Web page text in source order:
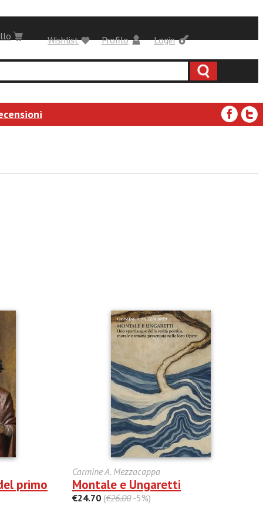
Login
Profilo
Wishlist
primo
Carmine A. Mezzacappa
Montale e Ungaretti
€24.70 (€26.00-5%)